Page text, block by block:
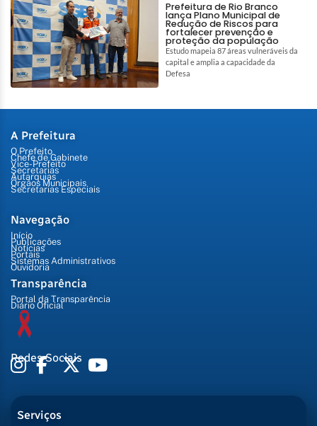
Prefeitura de Rio Branco
lança Plano Municipal de
Redução de Riscos para
fortalecer prevenção e
proteção da população
Estudo mapeia 87 áreas vulneráveis da
capital e amplia a capacidade da
Defesa
A Prefeitura
O Prefeito
Chefe de Gabinete
Vice-Prefeito
Secretarias
Autarquias
Órgãos Municipais
Secretarias Especiais
Navegação
Início
Publicações
Notícias
Portais
Sistemas Administrativos
Ouvidoria
Transparência
Portal da Transparência
Diário Oficial
Redes Sociais
Serviços